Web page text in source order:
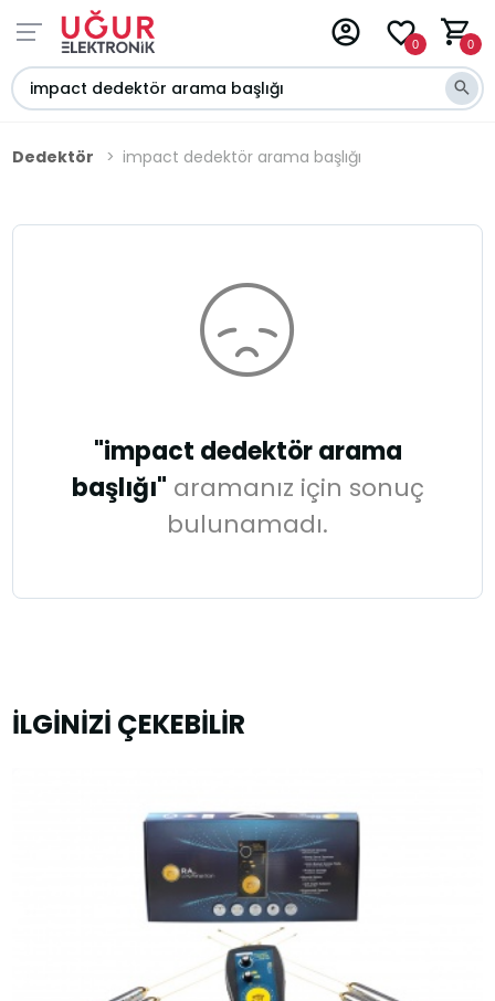
0 0
Dedektör impact dedektör arama başlığı
"impact dedektör arama
başlığı" aramanız için sonuç
bulunamadı.
İLGİNİZİ ÇEKEBİLİR